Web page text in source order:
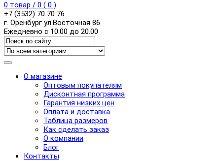
0 товар / 0 ( 0 )
+7 (3532) 70 70 76
г. Оренбург ул.Восточная 86
Ежедневно с 10.00 до 20.00
О магазине
Оптовым покупателям
Дисконтная программа
Гарантия низких цен
Оплата и доставка
Таблица размеров
Как сделать заказ
О компании
Блог
Контакты